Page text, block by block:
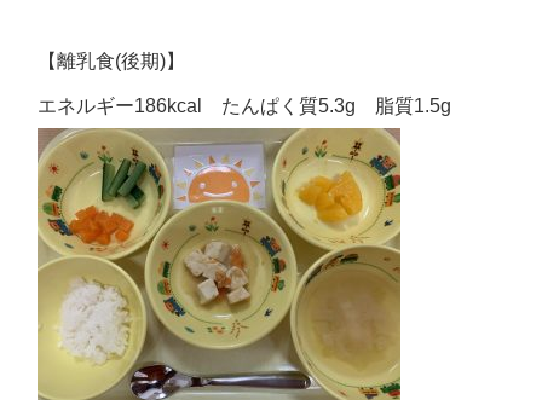
【離乳食(後期)】
エネルギー186kcal たんぱく質5.3g 脂質1.5g